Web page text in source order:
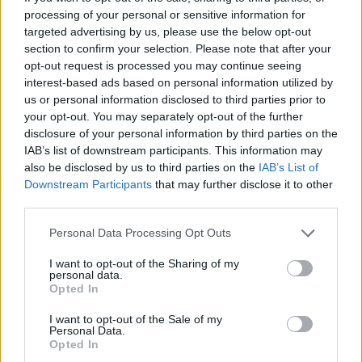
processing of your personal or sensitive information for
targeted advertising by us, please use the below opt-out
section to confirm your selection. Please note that after your
opt-out request is processed you may continue seeing
interest-based ads based on personal information utilized by
us or personal information disclosed to third parties prior to
your opt-out. You may separately opt-out of the further
disclosure of your personal information by third parties on the
IAB’s list of downstream participants. This information may
also be disclosed by us to third parties on the IAB’s List of
Downstream Participants that may further disclose it to other
Personal Data Processing Opt Outs
I want to opt-out of the Sharing of my
personal data.
Opted In
I want to opt-out of the Sale of my
Personal Data.
Opted In
PIÙ INFORMAZIONI SU
covid-19
LEGGI GLI ALTRI ARTICOLI DI
LEGNANO
Selezioniamo per te
Il meglio di